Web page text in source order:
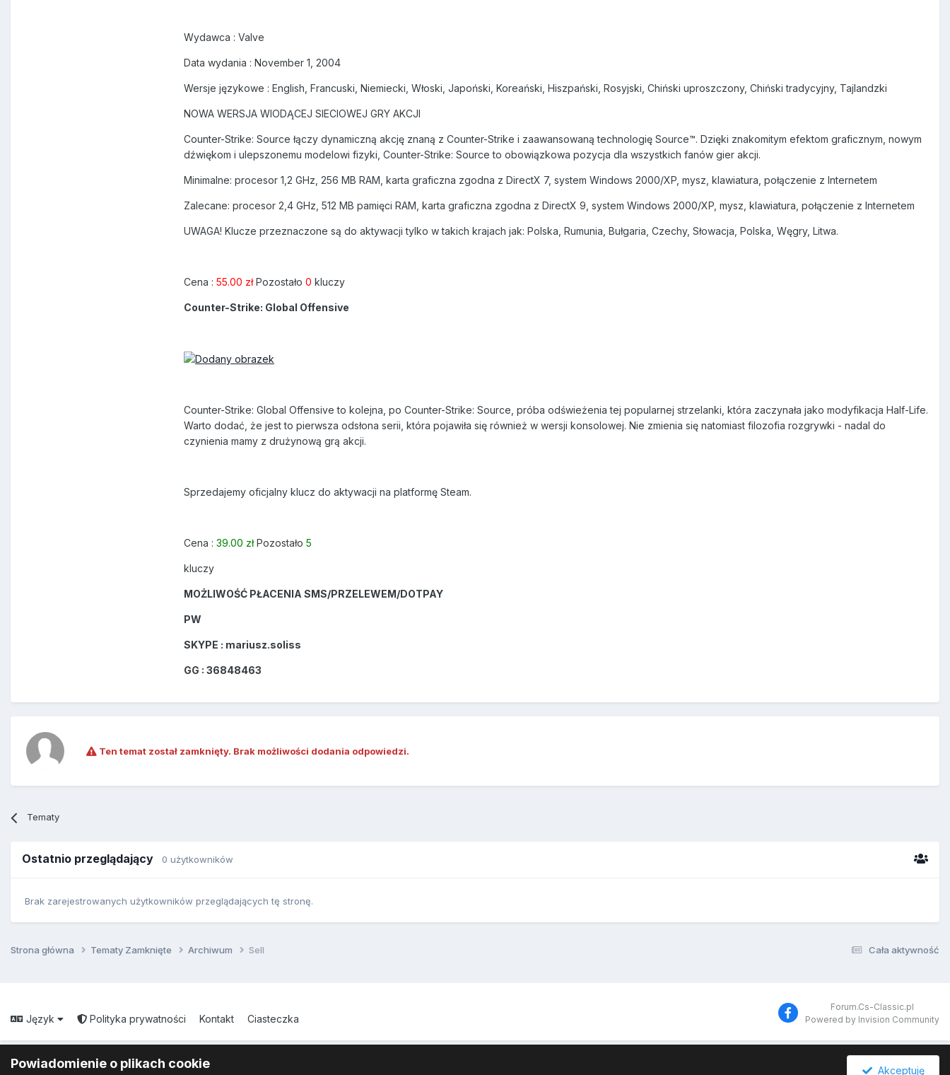
Wydawca : Valve
Data wydania : November 1, 2004
Wersje językowe : English, Francuski, Niemiecki, Włoski, Japoński, Koreański, Hiszpański, Rosyjski, Chiński uproszczony, Chiński tradycyjny, Tajlandzki
NOWA WERSJA WIODĄCEJ SIECIOWEJ GRY AKCJI
Counter-Strike: Source łączy dynamiczną akcję znaną z Counter-Strike i zaawansowaną technologię Source™. Dzięki znakomitym efektom graficznym, nowym
dźwiękom i ulepszonemu modelowi fizyki, Counter-Strike: Source to obowiązkowa pozycja dla wszystkich fanów gier akcji.
Minimalne: procesor 1,2 GHz, 256 MB RAM, karta graficzna zgodna z DirectX 7, system Windows 2000/XP, mysz, klawiatura, połączenie z Internetem
Zalecane: procesor 2,4 GHz, 512 MB pamięci RAM, karta graficzna zgodna z DirectX 9, system Windows 2000/XP, mysz, klawiatura, połączenie z Internetem
UWAGA! Klucze przeznaczone są do aktywacji tylko w takich krajach jak: Polska, Rumunia, Bułgaria, Czechy, Słowacja, Polska, Węgry, Litwa.
Cena : 55.00 złPozostało 0 kluczy
Counter-Strike: Global Offensive
Counter-Strike: Global Offensive to kolejna, po Counter-Strike: Source, próba odświeżenia tej popularnej strzelanki, która zaczynała jako modyfikacja Half-Life.
Warto dodać, że jest to pierwsza odsłona serii, która pojawiła się również w wersji konsolowej. Nie zmienia się natomiast filozofia rozgrywki - nadal do
czynienia mamy z drużynową grą akcji.
Sprzedajemy oficjalny klucz do aktywacji na platformę Steam.
Cena : 39.00 złPozostało 5
kluczy
MOŻLIWOŚĆ PŁACENIA SMS/PRZELEWEM/DOTPAY
PW
SKYPE : mariusz.soliss
GG : 36848463
Ten temat został zamknięty. Brak możliwości dodania odpowiedzi.
Tematy
Ostatnio przeglądający 0 użytkowników
Brak zarejestrowanych użytkowników przeglądających tę stronę.
Cała aktywność
Strona główna Tematy Zamknięte Archiwum Sell
Język Polityka prywatności Kontakt Ciasteczka
Forum.Cs-Classic.pl
Powered by Invision Community
Powiadomienie o plikach cookie Akceptuję